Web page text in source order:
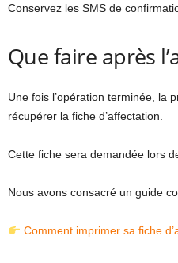
Conservez les SMS de
Que faire après
Une fois l’opération terminée, la
récupérer la fiche d’affectation.
Cette fiche sera demandée lors
Nous avons consacré un guide
Comment imprimer sa fiche